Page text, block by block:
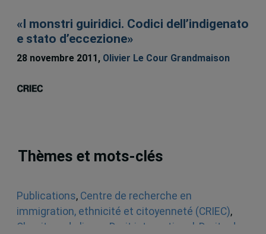
«I monstri guiridici. Codici dell’indigenato
e stato d’eccezione»
28 novembre 2011, Olivier Le Cour Grandmaison
Thèmes et mots-clés
Publications, Centre de recherche en
immigration, ethnicité et citoyenneté (CRIEC),
Chapitres de livres
Droit international Droits de